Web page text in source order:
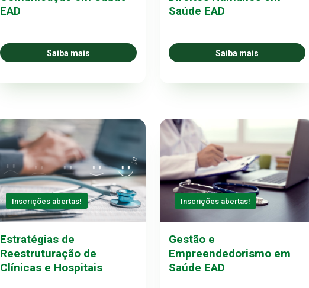
EAD
Saiba mais
Saúde EAD
Saiba mais
Inscrições abertas!
Estratégias de
Reestruturação de
Clínicas e Hospitais
Inscrições abertas!
Gestão e
Empreendedorismo em
Saúde EAD